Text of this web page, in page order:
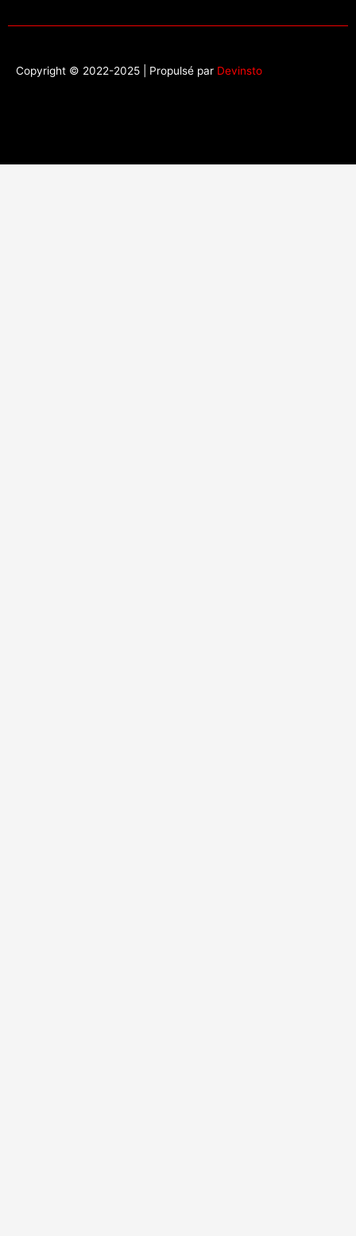
Copyright © 2022-2025 | Propulsé par Devinsto